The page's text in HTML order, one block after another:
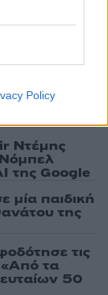
Policy
Μαρία
την
και
Ντέμης
της Google
μία παιδική
της
τις
«Από τα
50